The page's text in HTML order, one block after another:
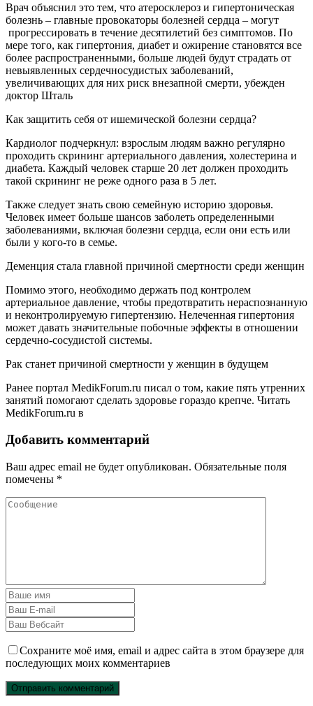
Врач объяснил это тем, что атеросклероз и гипертоническая
болезнь – главные провокаторы болезней сердца – могут
прогрессировать в течение десятилетий без симптомов. По
мере того, как гипертония, диабет и ожирение становятся все
более распространенными, больше людей будут страдать от
невыявленных сердечносудистых заболеваний,
увеличивающих для них риск внезапной смерти, убежден
доктор Шталь
Как защитить себя от ишемической болезни сердца?
Кардиолог подчеркнул: взрослым людям важно регулярно
проходить скрининг артериального давления, холестерина и
диабета. Каждый человек старше 20 лет должен проходить
такой скрининг не реже одного раза в 5 лет.
Также следует знать свою семейную историю здоровья.
Человек имеет больше шансов заболеть определенными
заболеваниями, включая болезни сердца, если они есть или
были у кого-то в семье.
Деменция стала главной причиной смертности среди женщин
Помимо этого, необходимо держать под контролем
артериальное давление, чтобы предотвратить нераспознанную
и неконтролируемую гипертензию. Нелеченная гипертония
может давать значительные побочные эффекты в отношении
сердечно-сосудистой системы.
Рак станет причиной смертности у женщин в будущем
Ранее портал MedikForum.ru писал о том, какие пять утренних
занятий помогают сделать здоровье гораздо крепче. Читать
MedikForum.ru в
Добавить комментарий
Ваш адрес email не будет опубликован. Обязательные поля
помечены *
Сохраните моё имя, email и адрес сайта в этом браузере для
последующих моих комментариев